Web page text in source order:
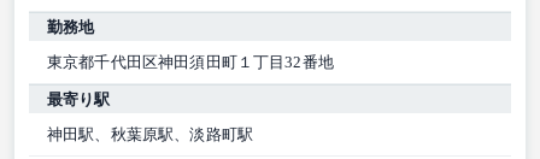
勤務地
東京都千代田区神田須田町１丁目32番地
最寄り駅
神田駅、秋葉原駅、淡路町駅